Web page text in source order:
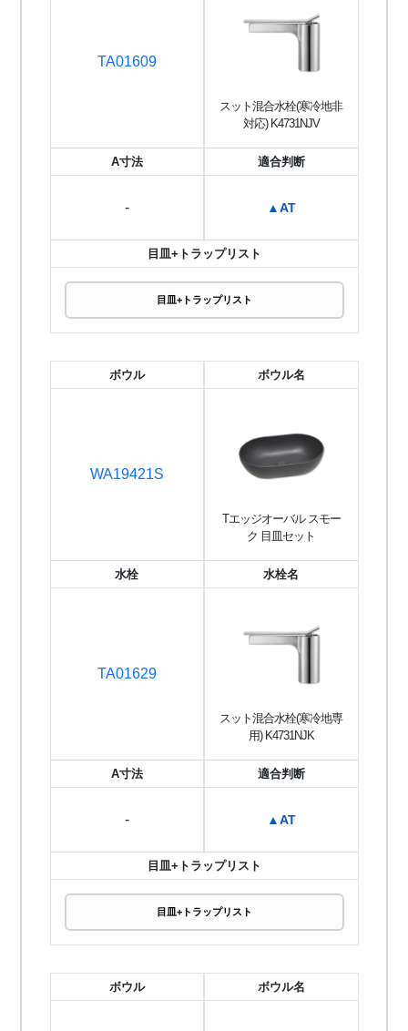
TA01609
スット混合水栓(寒冷地非
対応) K4731NJV
A寸法
-
適合判断
▲AT
目皿+トラップリスト
目皿+トラップリスト
ボウル
WA19421S
ボウル名
Tエッジオーバル スモー
ク 目皿セット
水栓
TA01629
水栓名
スット混合水栓(寒冷地専
用) K4731NJK
A寸法
-
適合判断
▲AT
目皿+トラップリスト
目皿+トラップリスト
ボウル ボウル名